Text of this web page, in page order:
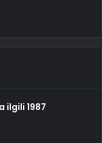
ilgili 1987